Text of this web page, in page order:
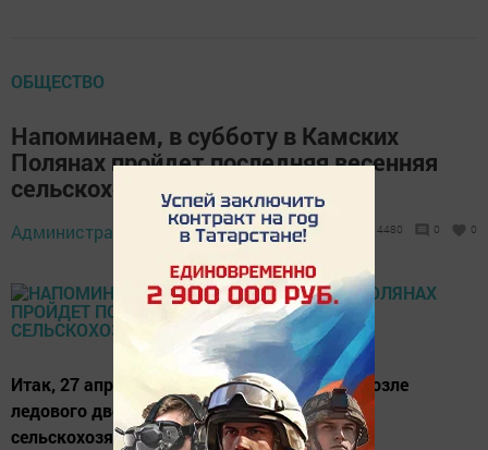
ОБЩЕСТВО
Напоминаем, в субботу в Камских
Полянах пройдет последняя весенняя
сельскохозяйственная ярмарка!
Администратор, 25 апреля 2019 - 09:18 4480 0 0
Итак, 27 апреля на центральной площади возле
ледового дворца "Олимпия" пройдет
сельскохозяйственная ярмарка.